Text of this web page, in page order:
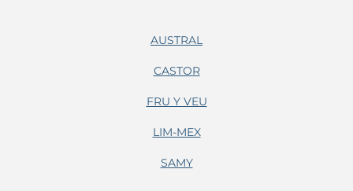
AUSTRAL
CASTOR
FRU Y VEU
LIM-MEX
SAMY